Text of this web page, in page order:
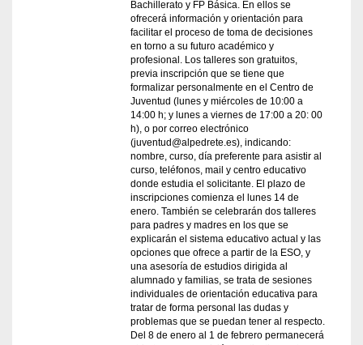
Bachillerato y FP Básica. En ellos se
ofrecerá información y orientación para
facilitar el proceso de toma de decisiones
en torno a su futuro académico y
profesional. Los talleres son gratuitos,
previa inscripción que se tiene que
formalizar personalmente en el Centro de
Juventud (lunes y miércoles de 10:00 a
14:00 h; y lunes a viernes de 17:00 a 20: 00
h), o por correo electrónico
(juventud@alpedrete.es), indicando:
nombre, curso, día preferente para asistir al
curso, teléfonos, mail y centro educativo
donde estudia el solicitante. El plazo de
inscripciones comienza el lunes 14 de
enero. También se celebrarán dos talleres
para padres y madres en los que se
explicarán el sistema educativo actual y las
opciones que ofrece a partir de la ESO, y
una asesoría de estudios dirigida al
alumnado y familias, se trata de sesiones
individuales de orientación educativa para
tratar de forma personal las dudas y
problemas que se puedan tener al respecto.
Del 8 de enero al 1 de febrero permanecerá